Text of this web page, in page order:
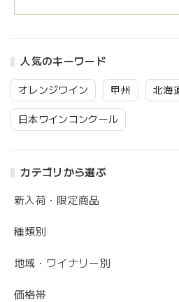
人気のキーワード
オレンジワイン 甲州 北海
日本ワインコンクール
カテゴリから選ぶ
新入荷・限定商品
種類別
地域・ワイナリー別
価格帯